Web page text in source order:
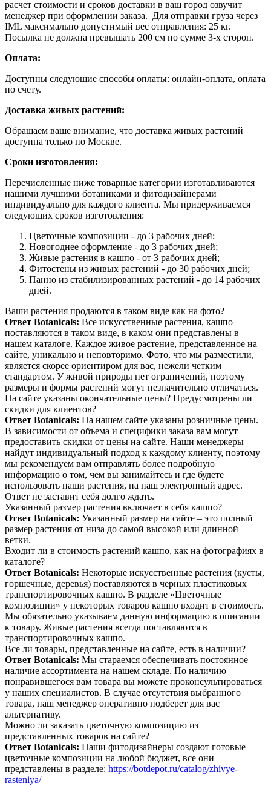
расчет стоимости и сроков доставки в ваш город озвучит
менеджер при оформлении заказа. Для отправки груза через
IML максимально допустимый вес отправления: 25 кг.
Посылка не должна превышать 200 см по сумме 3-х сторон.
Оплата:
Доступны следующие способы оплаты: онлайн-оплата, оплата
по счету.
Доставка живых растений:
Обращаем ваше внимание, что доставка живых растений
доступна только по Москве.
Сроки изготовления:
Перечисленные ниже товарные категории изготавливаются
нашими лучшими ботаниками и фитодизайнерами
индивидуально для каждого клиента. Мы придерживаемся
следующих сроков изготовления:
Цветочные композиции - до 3 рабочих дней;
Новогоднее оформление - до 3 рабочих дней;
Живые растения в кашпо - от 3 рабочих дней;
Фитостены из живых растений - до 30 рабочих дней;
Панно из стабилизированных растений - до 14 рабочих
дней.
Ваши растения продаются в таком виде как на фото?
Ответ Botanicals: Все искусственные растения, кашпо
поставляются в таком виде, в каком они представлены в
нашем каталоге. Каждое живое растение, представленное на
сайте, уникально и неповторимо. Фото, что мы разместили,
является скорее ориентиром для вас, нежели четким
стандартом. У живой природы нет ограничений, поэтому
размеры и формы растений могут незначительно отличаться.
На сайте указаны окончательные цены? Предусмотрены ли
скидки для клиентов?
Ответ Botanicals: На нашем сайте указаны розничные цены.
В зависимости от объема и специфики заказа вам могут
предоставить скидки от цены на сайте. Наши менеджеры
найдут индивидуальный подход к каждому клиенту, поэтому
мы рекомендуем вам отправлять более подробную
информацию о том, чем вы занимайтесь и где будете
использовать наши растения, на наш электронный адрес.
Ответ не заставит себя долго ждать.
Указанный размер растения включает в себя кашпо?
Ответ Botanicals: Указанный размер на сайте – это полный
размер растения от низа до самой высокой или длинной
ветки.
Входит ли в стоимость растений кашпо, как на фотографиях в
каталоге?
Ответ Botanicals: Некоторые искусственные растения (кусты,
горшечные, деревья) поставляются в черных пластиковых
транспортировочных кашпо. В разделе «Цветочные
композиции» у некоторых товаров кашпо входит в стоимость.
Мы обязательно указываем данную информацию в описании
к товару. Живые растения всегда поставляются в
транспортировочных кашпо.
Все ли товары, представленные на сайте, есть в наличии?
Ответ Botanicals: Мы стараемся обеспечивать постоянное
наличие ассортимента на нашем складе. По наличию
понравившегося вам товара вы можете проконсультироваться
у наших специалистов. В случае отсутствия выбранного
товара, наш менеджер оперативно подберет для вас
альтернативу.
Можно ли заказать цветочную композицию из
представленных товаров на сайте?
Ответ Botanicals: Наши фитодизайнеры создают готовые
цветочные композиции на любой бюджет, все они
представлены в разделе: https://botdepot.ru/catalog/zhivye-
rasteniya/